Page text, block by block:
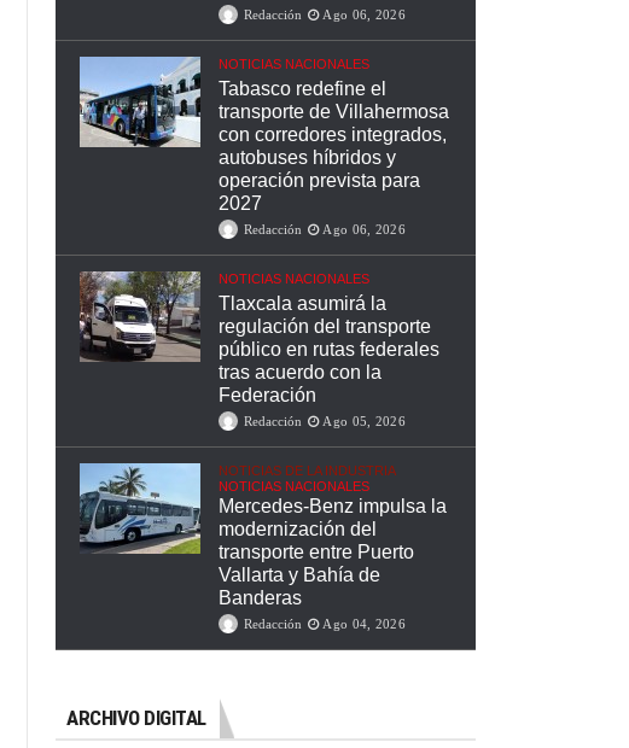
Redacción Ago 06, 2026
NOTICIAS NACIONALES
Tabasco redefine el
transporte de Villahermosa
con corredores integrados,
autobuses híbridos y
operación prevista para
2027
Redacción Ago 06, 2026
NOTICIAS NACIONALES
Tlaxcala asumirá la
regulación del transporte
público en rutas federales
tras acuerdo con la
Federación
Redacción Ago 05, 2026
NOTICIAS DE LA INDUSTRIA
NOTICIAS NACIONALES
Mercedes-Benz impulsa la
modernización del
transporte entre Puerto
Vallarta y Bahía de
Banderas
Redacción Ago 04, 2026
ARCHIVO DIGITAL